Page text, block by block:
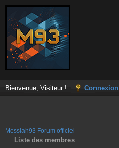
Bienvenue, Visiteur ! Connexion
Messiah93 Forum officiel
Liste des membres